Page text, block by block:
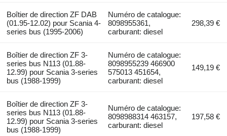
Boîtier de direction ZF DAB
(01.95-12.02) pour Scania 4-
series bus (1995-2006)
Numéro de catalogue:
8098955361,
carburant: diesel
298,39 €
Boîtier de direction ZF 3-
series bus N113 (01.88-
12.99) pour Scania 3-series
bus (1988-1999)
Numéro de catalogue:
8098955239 466900
575013 451654,
carburant: diesel
149,19 €
Boîtier de direction ZF 3-
series bus N113 (01.88-
12.99) pour Scania 3-series
bus (1988-1999)
Numéro de catalogue:
8098988314 463157,
carburant: diesel
197,58 €